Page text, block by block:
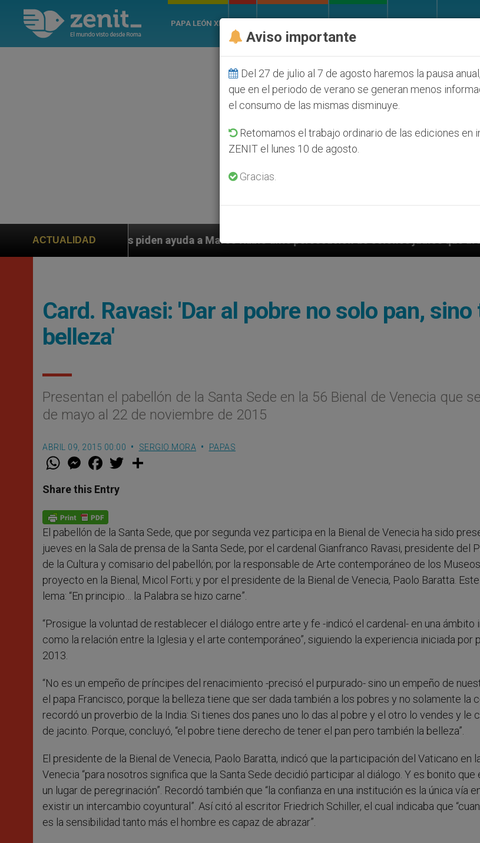
PAPA LEÓN XIV
ACTUALIDAD
piden ayuda a Marco Rubio ante persecución de colonos judíos que afecta a cristianos (y no
Card. Ravasi: 'Dar al pobre no solo pan,
belleza'
Presentan el pabellón de la Santa Sede en la 56 Bienal de Venecia que
de mayo al 22 de noviembre de 2015
ABRIL 09, 2015 00:00 SERGIO MORA PAPAS
W
t
s
p
p
M
e
s
e
g
e
r
F
a
e
b
o
k
w
Share this Entry
El pabellón de la Santa Sede, que por segunda vez participa en la Bienal de Venecia ha sido
jueves en la Sala de prensa de la Santa Sede, por el cardenal Gianfranco Ravasi, presidente del
de la Cultura y comisario del pabellón; por la responsable de Arte contemporáneo de los
proyecto en la Bienal, Micol Forti; y por el presidente de la Bienal de Venecia, Paolo Baratta.
lema: “En principio… la Palabra se hizo carne”.
“Prosigue la voluntad de restablecer el diálogo entre arte y fe -indicó el cardenal- en una ámbito
como la relación entre la Iglesia y el arte contemporáneo”, siguiendo la experiencia iniciada por
2013.
“No es un empeño de príncipes del renacimiento -precisó el purpurado- sino un empeño de
el papa Francisco, porque la belleza tiene que ser dada también a los pobres y no solamente la
recordó un proverbio de la India: Si tienes dos panes uno lo das al pobre y el otro lo vendes y le
de jacinto. Porque, concluyó, “el pobre tiene derecho de tener el pan pero también la belleza”.
El presidente de la Bienal de Venecia, Paolo Baratta, indicó que la participación del Vaticano en
Venecia “para nosotros significa que la Santa Sede decidió participar al diálogo. Y es bonito que
un lugar de peregrinación”. Recordó también que “la confianza en una institución es la única vía
existir un intercambio coyuntural”. Así citó al escritor Friedrich Schiller, el cual indicaba que
es la sensibilidad tanto más el hombre es capaz de abrazar”.
Aviso importante
Del 27 de julio al 7 de agosto haremos la pausa
que en el periodo de verano se generan menos
el consumo de las mismas disminuye.
Retomamos el trabajo ordinario de las ediciones en
ZENIT el lunes 10 de agosto.
Gracias.